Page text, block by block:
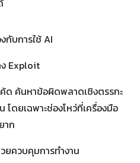
กับการใช้ AI
ง Exploit
ค้ด ค้นหาข้อผิดพลาดเชิงตรรกะ
โดยเฉพาะช่องโหว่ที่เครื่องมือ
าก
ยควบคุมการทำงาน